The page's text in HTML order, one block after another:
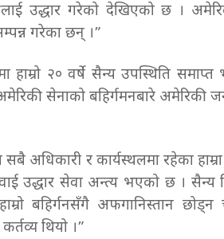
उद्धार गरेको देखिएको छ ।
गरेका छन् ।”
२० वर्षे सैन्य उपस्थिति
सेनाको बहिर्गमनबारे अमेरिकी
अधिकारी र कार्यस्थलमा रहेका
उद्धार सेवा अन्त्य भएको छ ।
बहिर्गनसँगै अफगानिस्तान
थियो ।”